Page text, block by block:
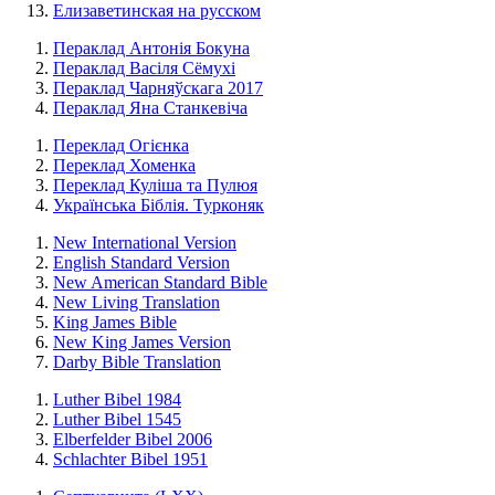
Елизаветинская на русском
Пераклад Антонія Бокуна
Пераклад Васіля Сёмухі
Пераклад Чарняўскага 2017
Пераклад Яна Станкевіча
Переклад Огієнка
Переклад Хоменка
Переклад Куліша та Пулюя
Українська Біблія. Турконяк
New International Version
English Standard Version
New American Standard Bible
New Living Translation
King James Bible
New King James Version
Darby Bible Translation
Luther Bibel 1984
Luther Bibel 1545
Elberfelder Bibel 2006
Schlachter Bibel 1951